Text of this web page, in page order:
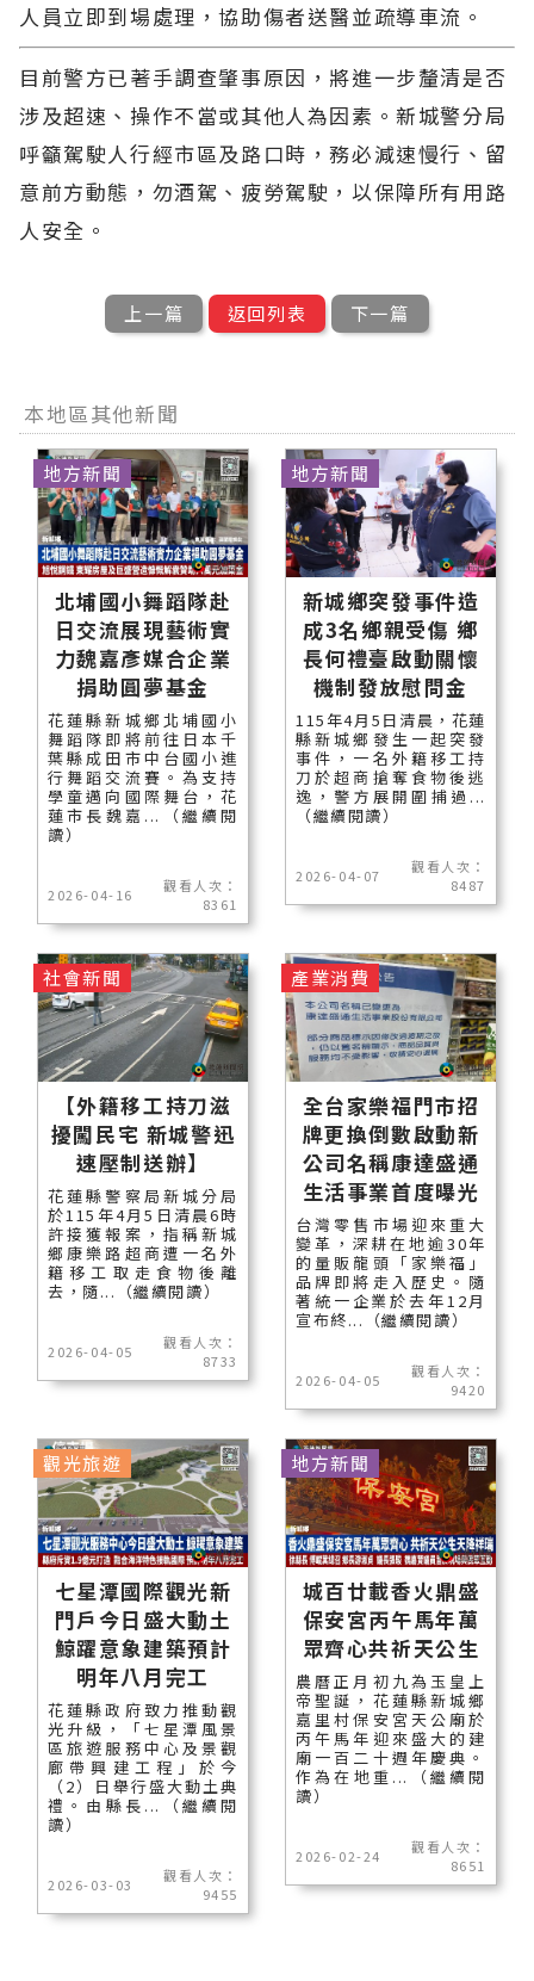
人員立即到場處理，協助傷者送醫並疏導車流。
目前警方已著手調查肇事原因，將進一步釐清是否
涉及超速、操作不當或其他人為因素。新城警分局
呼籲駕駛人行經市區及路口時，務必減速慢行、留
意前方動態，勿酒駕、疲勞駕駛，以保障所有用路
人安全。
上一篇 返回列表 下一篇
本地區其他新聞
北埔國小舞蹈隊赴
日交流展現藝術實
力魏嘉彥媒合企業
捐助圓夢基金
花蓮縣新城鄉北埔國小
舞蹈隊即將前往日本千
葉縣成田市中台國小進
行舞蹈交流賽。為支持
學童邁向國際舞台，花
蓮市長魏嘉...（繼續閱
讀）
2026-04-16
觀看人次：
8361
地方新聞
新城鄉突發事件造
成3名鄉親受傷 鄉
長何禮臺啟動關懷
機制發放慰問金
115年4月5日清晨，花蓮
縣新城鄉發生一起突發
事件，一名外籍移工持
刀於超商搶奪食物後逃
逸，警方展開圍捕過...
（繼續閱讀）
2026-04-07
觀看人次：
8487
地方新聞
【外籍移工持刀滋
擾闖民宅 新城警迅
速壓制送辦】
花蓮縣警察局新城分局
於115年4月5日清晨6時
許接獲報案，指稱新城
鄉康樂路超商遭一名外
籍移工取走食物後離
去，隨...（繼續閱讀）
2026-04-05
觀看人次：
8733
社會新聞
全台家樂福門市招
牌更換倒數啟動新
公司名稱康達盛通
生活事業首度曝光
台灣零售市場迎來重大
變革，深耕在地逾30年
的量販龍頭「家樂福」
品牌即將走入歷史。隨
著統一企業於去年12月
宣布終...（繼續閱讀）
2026-04-05
觀看人次：
9420
產業消費
七星潭國際觀光新
門戶今日盛大動土
鯨躍意象建築預計
明年八月完工
花蓮縣政府致力推動觀
光升級，「七星潭風景
區旅遊服務中心及景觀
廊帶興建工程」於今
（2）日舉行盛大動土典
禮。由縣長...（繼續閱
讀）
2026-03-03
觀看人次：
9455
觀光旅遊
城百廿載香火鼎盛
保安宮丙午馬年萬
眾齊心共祈天公生
農曆正月初九為玉皇上
帝聖誕，花蓮縣新城鄉
嘉里村保安宮天公廟於
丙午馬年迎來盛大的建
廟一百二十週年慶典。
作為在地重...（繼續閱
讀）
2026-02-24
觀看人次：
8651
地方新聞